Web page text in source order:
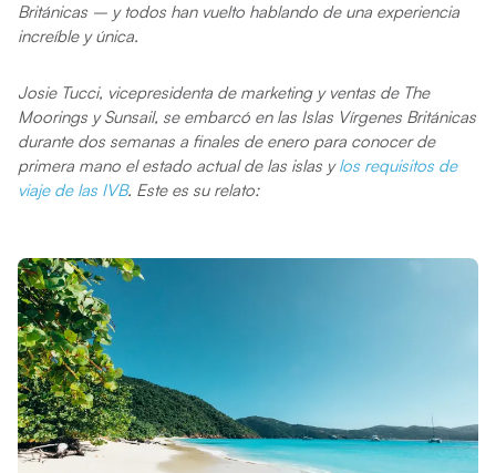
Británicas – y todos han vuelto hablando de una experiencia
increíble y única.
Josie Tucci, vicepresidenta de marketing y ventas de The
Moorings y Sunsail, se embarcó en las Islas Vírgenes Británicas
durante dos semanas a finales de enero para conocer de
primera mano el estado actual de las islas ylos requisitos de
viaje de las IVB. Este es su relato: